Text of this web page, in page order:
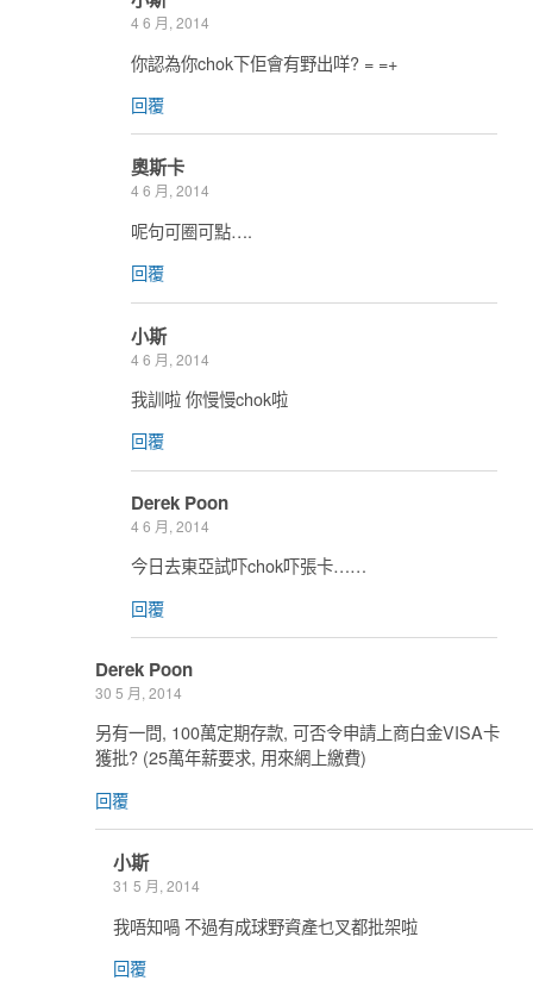
4 6 月, 2014
你認為你chok下佢會有野出咩? = =+
回覆
奧斯卡
4 6 月, 2014
呢句可圈可點….
回覆
小斯
4 6 月, 2014
我訓啦 你慢慢chok啦
回覆
Derek Poon
4 6 月, 2014
今日去東亞試吓chok吓張卡……
回覆
Derek Poon
30 5 月, 2014
另有一問, 100萬定期存款, 可否令申請上商白金VISA卡
獲批? (25萬年薪要求, 用來網上繳費)
回覆
小斯
31 5 月, 2014
我唔知喎 不過有成球野資產乜叉都批架啦
回覆